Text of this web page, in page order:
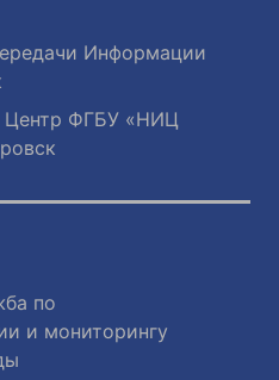
Информации
Центр ФГБУ «НИЦ
по
и мониторингу